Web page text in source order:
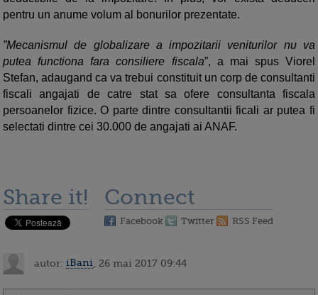
pentru un anume volum al bonurilor prezentate.
”Mecanismul de globalizare a impozitarii veniturilor nu va
putea functiona fara consiliere fiscala”, a mai spus Viorel
Stefan, adaugand ca va trebui constituit un corp de consultanti
fiscali angajati de catre stat sa ofere consultanta fiscala
persoanelor fizice. O parte dintre consultantii ficali ar putea fi
selectati dintre cei 30.000 de angajati ai ANAF.
Share it! Connect
Facebook Twitter RSS Feed
autor: iBani , 26 mai 2017 09:44